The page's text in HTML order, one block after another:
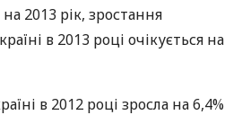
2013 рік, зростання
в 2013 році очікується на
в 2012 році зросла на 6,4%